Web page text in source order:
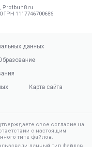
1117746700686
данных
Карта сайта
свое согласие на
с настоящим
типа файлов.
данный тип файлов,